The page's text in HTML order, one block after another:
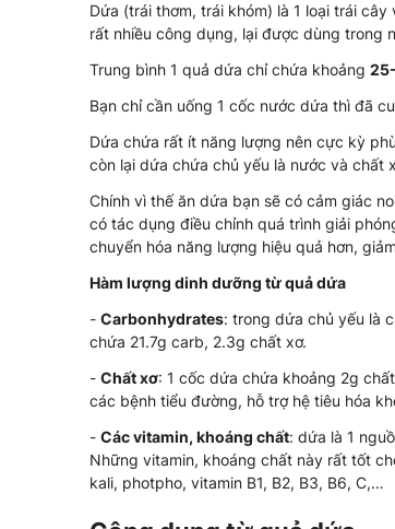
Dứa (trái thơm, trái khóm) là 1 loại trái
rất nhiều công dụng, lại được dùng trong
Trung bình 1 quả dứa chỉ chứa khoảng
Bạn chỉ cần uống 1 cốc nước dứa thì đã
Dứa chứa rất ít năng lượng nên cực kỳ
còn lại dứa chứa chủ yếu là nước và chất
Chính vì thế ăn dứa bạn sẽ có cảm giác
có tác dụng điều chỉnh quá trình giải
chuyển hóa năng lượng hiệu quả hơn,
Hàm lượng dinh dưỡng từ quả dứa
- Carbonhydrates: trong dứa chủ yếu là
chứa 21.7g carb, 2.3g chất xơ.
- Chất xơ: 1 cốc dứa chứa khoảng 2g
các bệnh tiểu đường, hỗ trợ hệ tiêu hóa
- Các vitamin, khoáng chất: dứa là 1
Những vitamin, khoáng chất này rất tốt
kali, photpho, vitamin B1, B2, B3, B6, C,…